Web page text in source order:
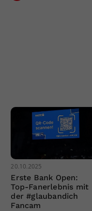
20.10.2025
Erste Bank Open:
Top-Fanerlebnis mit
der #glaubandich
Fancam